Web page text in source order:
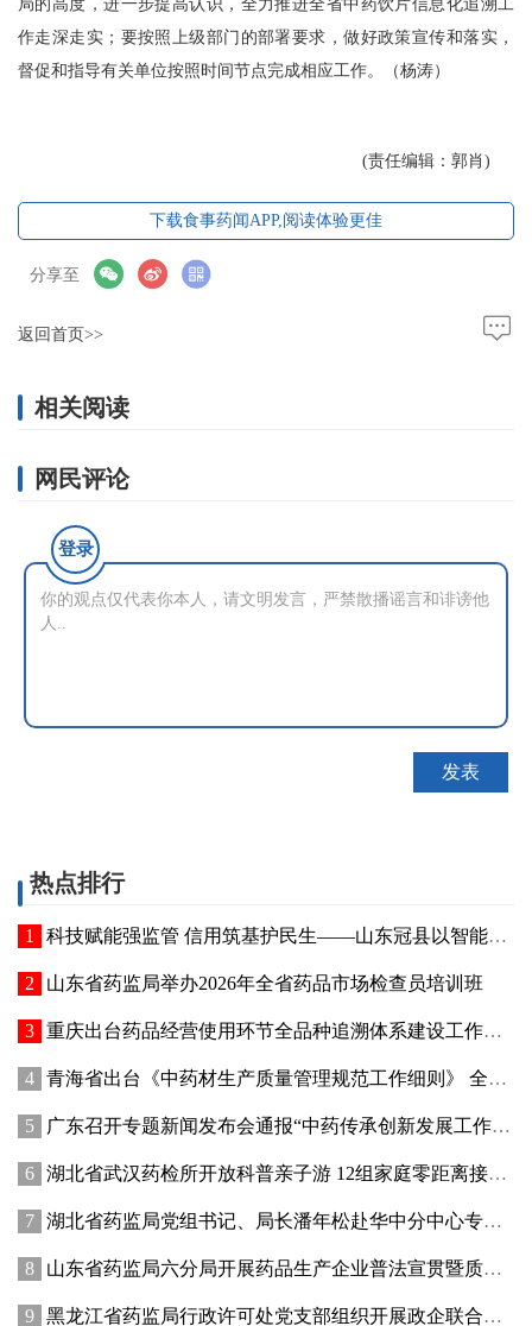
局的高度，进一步提高认识，全力推进全省中药饮片信息化追溯工
作走深走实；要按照上级部门的部署要求，做好政策宣传和落实，
督促和指导有关单位按照时间节点完成相应工作。（杨涛）
(责任编辑：郭肖)
下载食事药闻APP,阅读体验更佳
分享至
返回首页>>
相关阅读
网民评论
登录
热点排行
科技赋能强监管 信用筑基护民生——山东冠县以智能管控提质“两定机构”医保服务能力
山东省药监局举办2026年全省药品市场检查员培训班
重庆出台药品经营使用环节全品种追溯体系建设工作方案
青海省出台《中药材生产质量管理规范工作细则》 全面强化中药材质量源头管控
广东召开专题新闻发布会通报“中药传承创新发展工作成效”
湖北省武汉药检所开放科普亲子游 12组家庭零距离接触药品检验
湖北省药监局党组书记、局长潘年松赴华中分中心专题调研全面从严治党工作 强调以高质量党建引领药监事业行稳致远
山东省药监局六分局开展药品生产企业普法宣贯暨质量管理提升座谈交流活动
黑龙江省药监局行政许可处党支部组织开展政企联合主题党日活动